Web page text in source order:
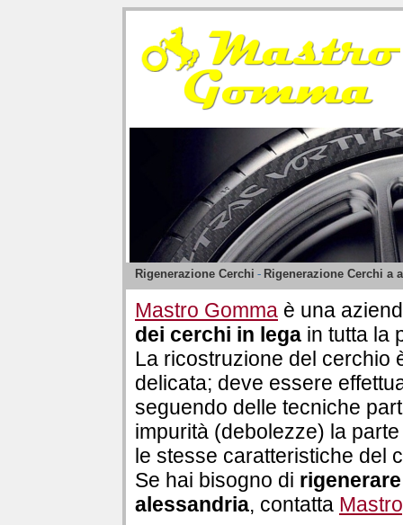
Rigenerazione Cerchi - Rigenerazione Cerchi a
Mastro Gomma è una
dei cerchi in lega in tutta la
La ricostruzione del cerchio
delicata; deve essere
seguendo delle tecniche
impurità (debolezze) la
le stesse caratteristiche del
Se hai bisogno di
alessandria, contatta